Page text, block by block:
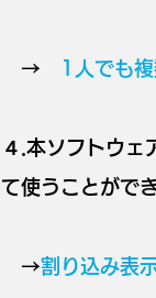
→ 1人でも
４.本ソフトウェ
て使うことがで
→割り込み表